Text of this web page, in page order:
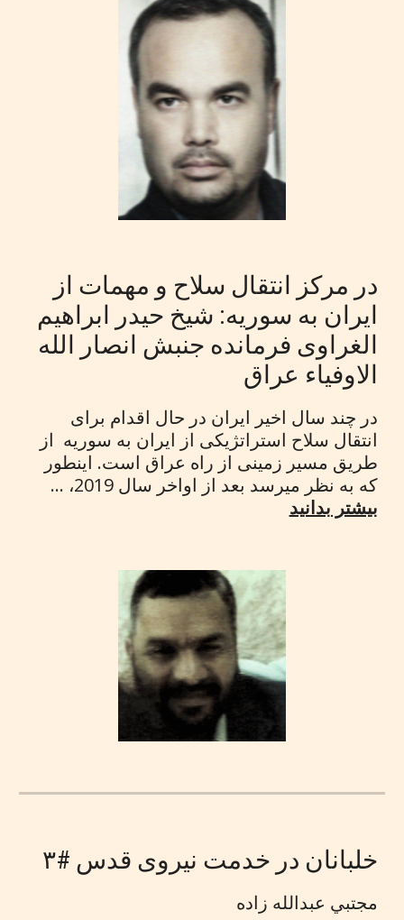
در مرکز انتقال سلاح و مهمات از
ایران به سوریه: شیخ حیدر ابراهیم
الغراوی فرمانده جنبش انصار الله
الاوفیاء عراق
در چند سال اخیر ایران در حال اقدام برای
انتقال سلاح استراتژیکی از ایران به سوریه از
طریق مسیر زمینی از راه عراق است. اینطور
که به نظر میرسد بعد از اواخر سال 2019، ...
بیشتر بدانید
خلبانان در خدمت نیروی قدس #۳
مجتبي عبدالله زاده